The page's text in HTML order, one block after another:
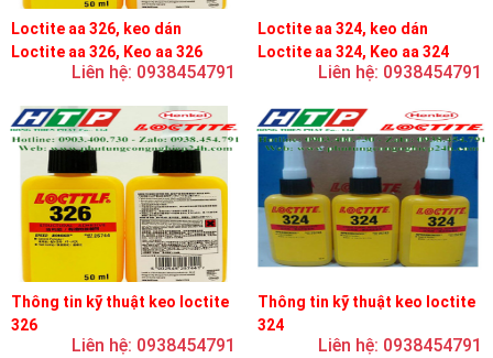
Loctite aa 326, keo dán
Loctite aa 326, Keo aa 326
Liên hệ: 0938454791
Loctite aa 324, keo dán
Loctite aa 324, Keo aa 324
Liên hệ: 0938454791
Thông tin kỹ thuật keo loctite
326
Liên hệ: 0938454791
Thông tin kỹ thuật keo loctite
324
Liên hệ: 0938454791